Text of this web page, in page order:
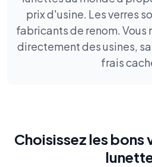
prix d'usine. Les verres
fabricants de renom. Vous
directement des usines,
frais
Choisissez les bons